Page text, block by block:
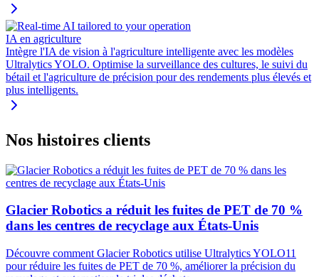
IA en agriculture
Intègre l'IA de vision à l'agriculture intelligente avec les modèles
Ultralytics YOLO. Optimise la surveillance des cultures, le suivi du
bétail et l'agriculture de précision pour des rendements plus élevés et
plus intelligents.
Nos histoires clients
Glacier Robotics a réduit les fuites de PET de 70 %
dans les centres de recyclage aux États-Unis
Découvre comment Glacier Robotics utilise Ultralytics YOLO11
pour réduire les fuites de PET de 70 %, améliorer la précision du